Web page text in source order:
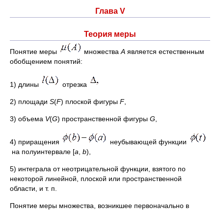
Глава V
Теория меры
Понятие меры множества А является естественным
обобщением понятий:
1) длины отрезка
2) площади S(F) плоской фигуры F,
3) объема V(G) пространственной фигуры G
4) приращения
неубывающей функции
на полуинтервале [а b),
5) интеграла от неотрицательной функции, взятого по
некоторой линейной, плоской или пространственной
области, и т. п.
Понятие меры множества, возникшее первоначально в